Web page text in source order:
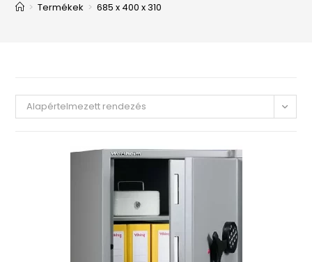
> Termékek > 685 x 400 x 310
Alapértelmezett rendezés